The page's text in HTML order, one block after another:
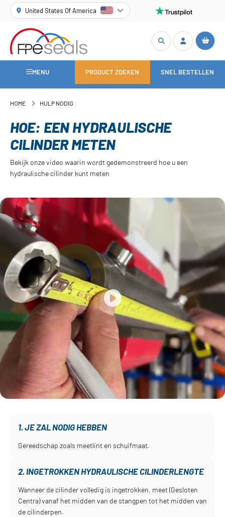
United States Of America
MENU PRODUCT ZOEKEN SNEL BESTELLEN
HOME HULP NODIG
HOE: EEN HYDRAULISCHE
CILINDER METEN
Bekijk onze video waarin wordt gedemonstreerd hoe u een
hydraulische cilinder kunt meten
1. JE ZAL NODIG HEBBEN
Gereedschap zoals meetlint en schuifmaat.
2. INGETROKKEN HYDRAULISCHE CILINDERLENGTE
Wanneer de cilinder volledig is ingetrokken, meet (Gesloten
Centra) vanaf het midden van de stangpen tot het midden van
de cilinderpen.